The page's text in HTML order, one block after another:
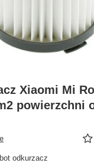
Xiaomi Mi
powierzchni
odkurzacz